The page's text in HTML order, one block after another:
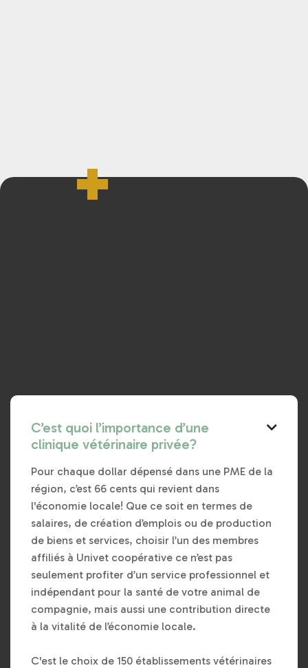
C’est quoi l’importance d’une
clinique vétérinaire privée?

Pour chaque dollar dépensé dans une PME de la
région, c’est 66 cents qui revient dans
l'économie locale! Que ce soit en termes de
salaires, de création d’emplois ou de production
de biens et services, choisir l’un des membres
affiliés à Univet coopérative ce n’est pas
seulement profiter d’un service professionnel et
indépendant pour la santé de votre animal de
compagnie, mais aussi une contribution directe
à la vitalité de l’économie locale.
C'est le choix de 150 établissements vétérinaires